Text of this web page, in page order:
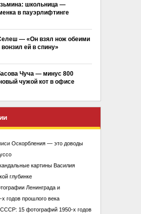
школьница —
в пауэрлифтинге
— «Он взял нож обеими
ей в спину»
Чуча — минус 800
чужой кот в офисе
Оскорбления — это доводы
картины Василия
глубинке
Ленинграда и
годов прошлого века
15 фотографий 1950-х годов